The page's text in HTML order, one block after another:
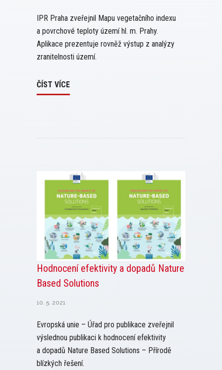
IPR Praha zveřejnil Mapu vegetačního indexu
a povrchové teploty území hl. m. Prahy.
Aplikace prezentuje rovněž výstup z analýzy
zranitelnosti území.
ČÍST VÍCE
Hodnocení efektivity a dopadů Nature
Based Solutions
10. 5. 2021
Evropská unie – Úřad pro publikace zveřejnil
výslednou publikaci k hodnocení efektivity
a dopadů Nature Based Solutions – Přírodě
blízkých řešení.